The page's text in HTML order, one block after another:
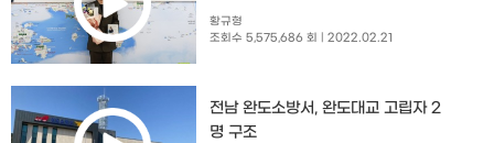
황규형
조회수 5,575,686 회
| 2022.02.21
전남 완도소방서, 완도대교 고립자 2
명 구조